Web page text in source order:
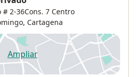
# 2-36Cons. 7 Centro
Cartagena
Ampliarse abre en una nueva